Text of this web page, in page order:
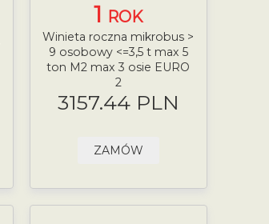
1 ROK
Winieta roczna mikrobus >
9 osobowy <=3,5 t max 5
ton M2 max 3 osie EURO
2
3157.44 PLN
ZAMÓW